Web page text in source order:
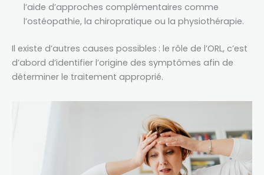
l’aide d’approches complémentaires comme
l’ostéopathie, la chiropratique ou la physiothérapie.
Il existe d’autres causes possibles : le rôle de l’ORL, c’est
d’abord d’identifier l’origine des symptômes afin de
déterminer le traitement approprié.